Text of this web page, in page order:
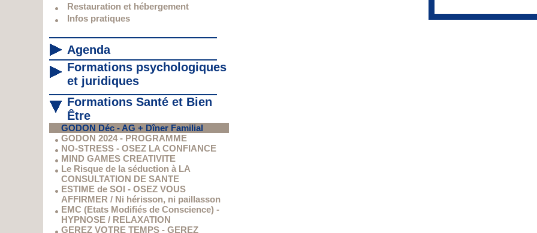
Restauration et hébergement
Infos pratiques
Agenda
Formations psychologiques
et juridiques
Formations Santé et Bien
Être
GODON Déc - AG + Dîner Familial
GODON 2024 - PROGRAMME
NO-STRESS - OSEZ LA CONFIANCE
MIND GAMES CREATIVITE
Le Risque de la séduction à LA
CONSULTATION DE SANTE
ESTIME de SOI - OSEZ VOUS
AFFIRMER / Ni hérisson, ni paillasson
EMC (Etats Modifiés de Conscience) -
HYPNOSE / RELAXATION
GEREZ VOTRE TEMPS - GEREZ